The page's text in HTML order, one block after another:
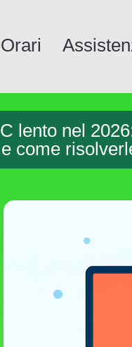
Orari
lento nel
come